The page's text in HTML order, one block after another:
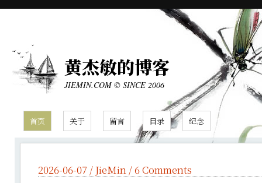
黄杰敏的博客
JIEMIN.COM © SINCE 2006
首页 关于 留言 目录 纪念
2026-06-07 /JieMin /6 Comments